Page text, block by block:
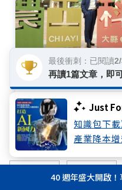
Just
知識包下
產業降本
看見糧倉如何走向農
縣，一本記錄嘉義翻
錄
40 週年盛大開啟
最後衝刺：已閱讀
再讀1篇文章，即